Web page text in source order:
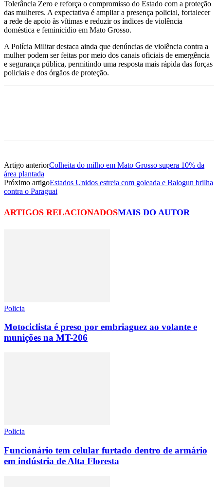
Tolerância Zero e reforça o compromisso do Estado com a proteção
das mulheres. A expectativa é ampliar a presença policial, fortalecer
a rede de apoio às vítimas e reduzir os índices de violência
doméstica e feminicídio em Mato Grosso.
A Polícia Militar destaca ainda que denúncias de violência contra a
mulher podem ser feitas por meio dos canais oficiais de emergência
e segurança pública, permitindo uma resposta mais rápida das forças
policiais e dos órgãos de proteção.
Artigo anteriorColheita do milho em Mato Grosso supera 10% da
área plantada
Próximo artigoEstados Unidos estreia com goleada e Balogun brilha
contra o Paraguai
ARTIGOS RELACIONADOSMAIS DO AUTOR
Policia
Motociclista é preso por embriaguez ao volante e
munições na MT-206
Policia
Funcionário tem celular furtado dentro de armário
em indústria de Alta Floresta